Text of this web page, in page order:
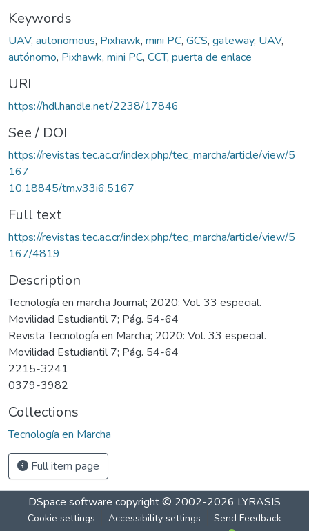
Keywords
UAV, autonomous, Pixhawk, mini PC, GCS, gateway, UAV,
autónomo, Pixhawk, mini PC, CCT, puerta de enlace
URI
https://hdl.handle.net/2238/17846
See / DOI
https://revistas.tec.ac.cr/index.php/tec_marcha/article/view/5
167
10.18845/tm.v33i6.5167
Full text
https://revistas.tec.ac.cr/index.php/tec_marcha/article/view/5
167/4819
Description
Tecnología en marcha Journal; 2020: Vol. 33 especial.
Movilidad Estudiantil 7; Pág. 54-64
Revista Tecnología en Marcha; 2020: Vol. 33 especial.
Movilidad Estudiantil 7; Pág. 54-64
2215-3241
0379-3982
Collections
Tecnología en Marcha
Full item page
DSpace software copyright © 2002-2026 LYRASIS
Cookie settings Accessibility settings Send Feedback